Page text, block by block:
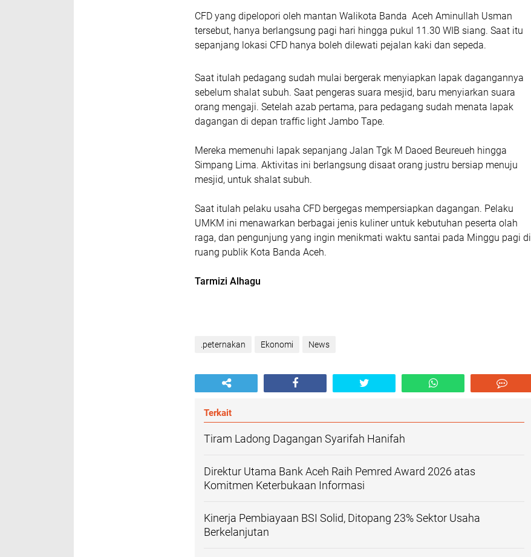
CFD yang dipelopori oleh mantan Walikota Banda Aceh Aminullah Usman
tersebut, hanya berlangsung pagi hari hingga pukul 11.30 WIB siang. Saat itu
sepanjang lokasi CFD hanya boleh dilewati pejalan kaki dan sepeda.
Saat itulah pedagang sudah mulai bergerak menyiapkan lapak dagangannya
sebelum shalat subuh. Saat pengeras suara mesjid, baru menyiarkan suara
orang mengaji. Setelah azab pertama, para pedagang sudah menata lapak
dagangan di depan traffic light Jambo Tape.
Mereka memenuhi lapak sepanjang Jalan Tgk M Daoed Beureueh hingga
Simpang Lima. Aktivitas ini berlangsung disaat orang justru bersiap menuju
mesjid, untuk shalat subuh.
Saat itulah pelaku usaha CFD bergegas mempersiapkan dagangan. Pelaku
UMKM ini menawarkan berbagai jenis kuliner untuk kebutuhan peserta olah
raga, dan pengunjung yang ingin menikmati waktu santai pada Minggu pagi di
ruang publik Kota Banda Aceh.
Tarmizi Alhagu
.peternakan Ekonomi News
Terkait
Tiram Ladong Dagangan Syarifah Hanifah
Direktur Utama Bank Aceh Raih Pemred Award 2026 atas
Komitmen Keterbukaan Informasi
Kinerja Pembiayaan BSI Solid, Ditopang 23% Sektor Usaha
Berkelanjutan